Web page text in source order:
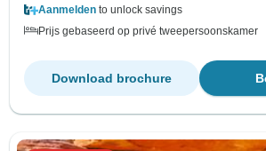
Aanmelden to unlock savings
Prijs gebaseerd op privé tweepersoonskamer
Download brochure